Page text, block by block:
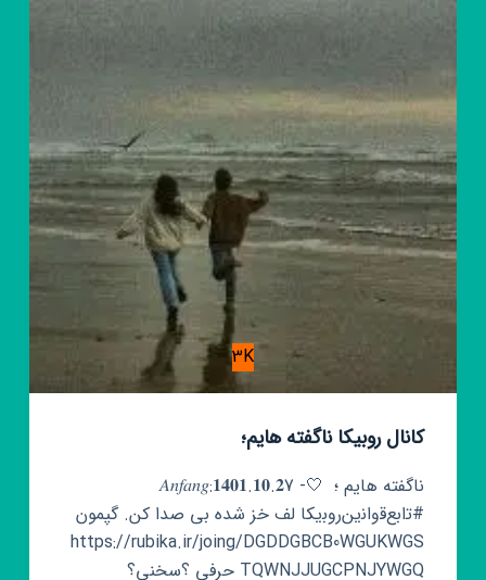
3K
کانال روبیکا ناگفته هایم؛
ناگفته هایم ؛ ‍ 🤍- 𝐴𝑛𝑓𝑎𝑛𝑔:𝟏𝟒𝟎𝟏.𝟏𝟎.𝟐7
#ت‍‌اب‍ع‌ق‍‌وان‍‌ین‌روب‍‌یکا‌ لف خز شده بی صدا کن. گپمون
https://rubika.ir/joing/DGDDGBCB0WGUKWGS
TQWNJJUGCPNJYWGQ حرفی ؟سخنی؟